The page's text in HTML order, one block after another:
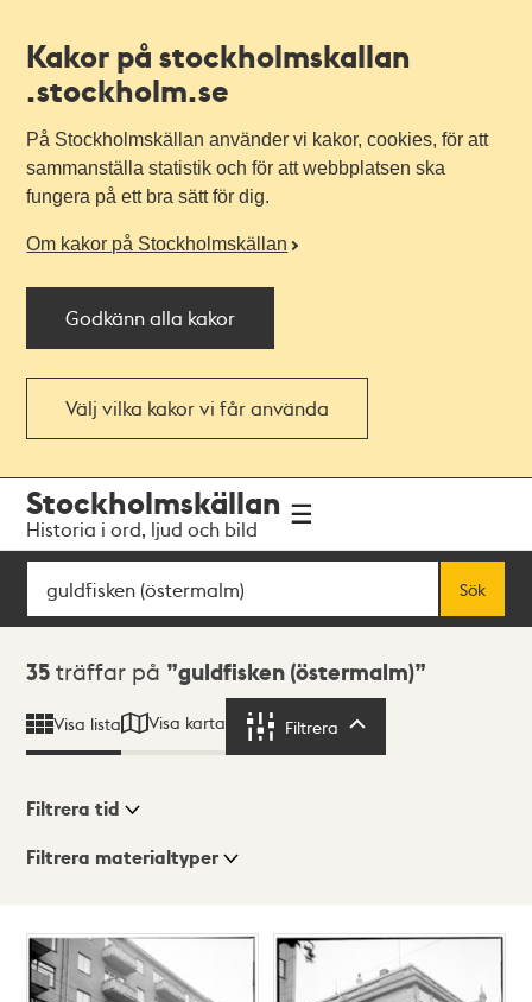
Kakor på stockholmskallan
.stockholm.se
På Stockholmskällan använder vi kakor, cookies, för att
sammanställa statistik och för att webbplatsen ska
fungera på ett bra sätt för dig.
Om kakor på Stockholmskällan
Godkänn alla kakor
Välj vilka kakor vi får använda
navigationen
huvudinnehållet
Stockholmskällan
Historia i ord, ljud och bild
Sök
Sök
Sökresultat
35 träffar på guldfisken (östermalm)
Visa lista Visa karta Filtrera
Visningsläge
Lista
Karta
Filtrera tid
Filtrera materialtyper
träffar